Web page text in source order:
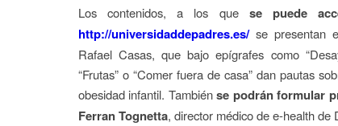
Los contenidos, a los que se puede
http://universidaddepadres.es/se presentan
Rafael Casas, que bajo epígrafes como
“Frutas” o “Comer fuera de casa” dan pautas
obesidad infantil. Tambiénse podrán formular
Ferran Tognetta, director médico de e-health